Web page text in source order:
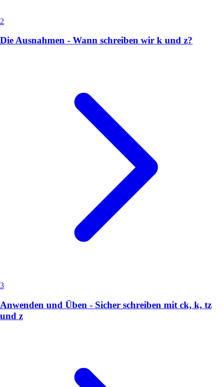
2
Die Ausnahmen - Wann schreiben wir k und z?
3
Anwenden und Üben - Sicher schreiben mit ck, k, tz
und z